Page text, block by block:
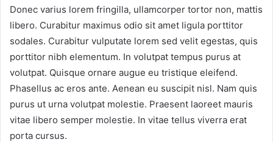
Donec varius lorem fringilla, ullamcorper tortor non, mattis
libero. Curabitur maximus odio sit amet ligula porttitor
sodales. Curabitur vulputate lorem sed velit egestas, quis
porttitor nibh elementum. In volutpat tempus purus at
volutpat. Quisque ornare augue eu tristique eleifend.
Phasellus ac eros ante. Aenean eu suscipit nisl. Nam quis
purus ut urna volutpat molestie. Praesent laoreet mauris
vitae libero semper molestie. In vitae tellus viverra erat
porta cursus.